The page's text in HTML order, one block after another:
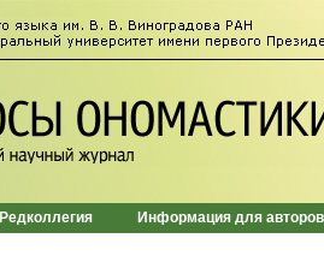
Редколлегия Информация для авторов